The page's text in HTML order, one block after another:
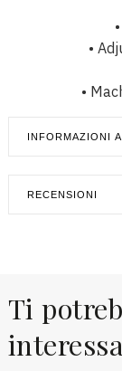
•
•
INFORMAZIONI
RECENSIONI
Ti